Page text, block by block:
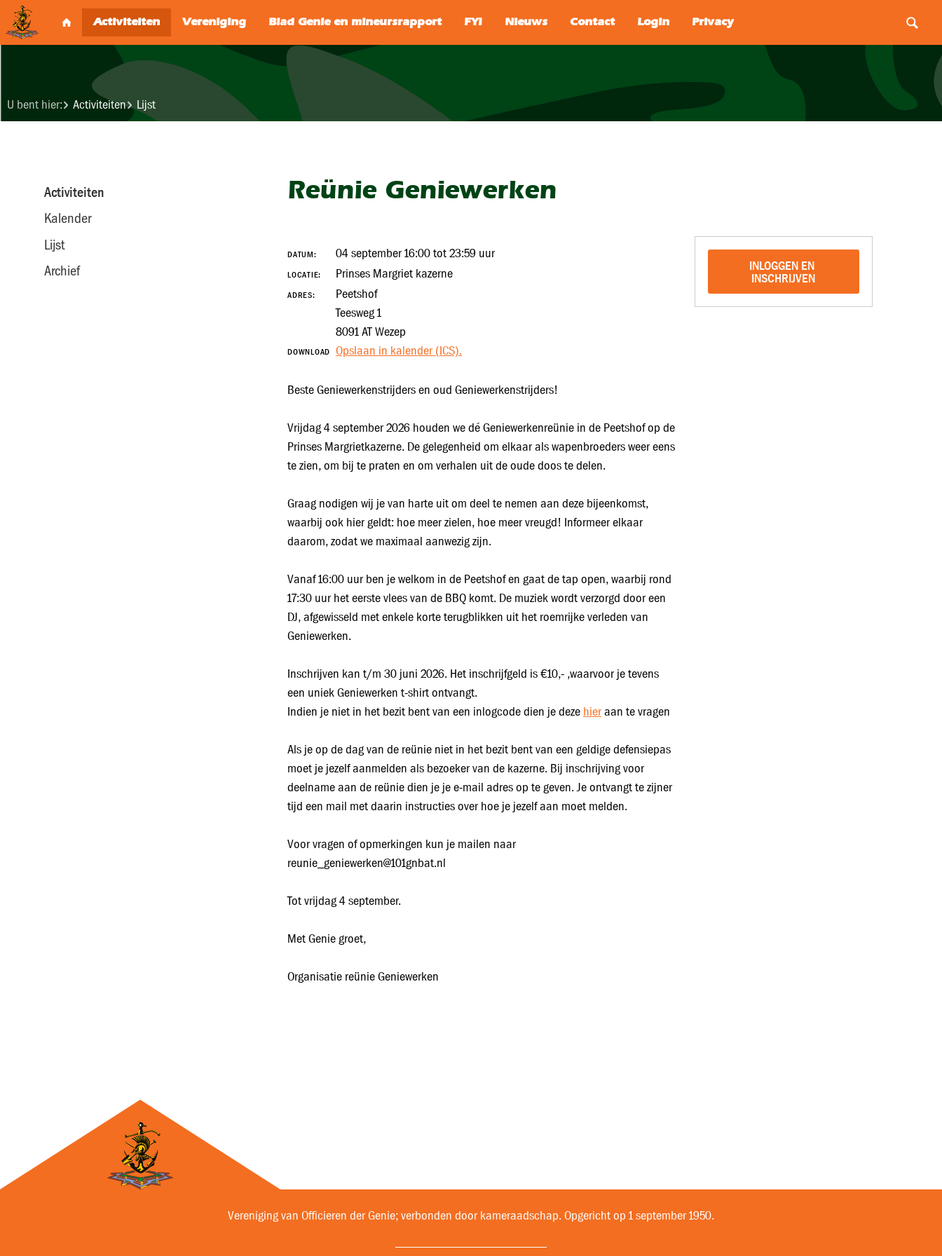
SEARCH
U bent hier: Activiteiten Lijst
Activiteiten
Kalender
Lijst
Archief
Reünie Geniewerken
DATUM: 04 september 16:00 tot 23:59 uur
LOCATIE: Prinses Margriet kazerne
ADRES:
Peetshof
Teesweg 1
8091 AT Wezep
DOWNLOAD Opslaan in kalender (ICS).
Beste Geniewerkenstrijders en oud Geniewerkenstrijders!
Vrijdag 4 september 2026 houden we dé Geniewerkenreünie in de Peetshof op de
Prinses Margrietkazerne. De gelegenheid om elkaar als wapenbroeders weer eens
te zien, om bij te praten en om verhalen uit de oude doos te delen.
Graag nodigen wij je van harte uit om deel te nemen aan deze bijeenkomst,
waarbij ook hier geldt: hoe meer zielen, hoe meer vreugd! Informeer elkaar
daarom, zodat we maximaal aanwezig zijn.
Vanaf 16:00 uur ben je welkom in de Peetshof en gaat de tap open, waarbij rond
17:30 uur het eerste vlees van de BBQ komt. De muziek wordt verzorgd door een
DJ, afgewisseld met enkele korte terugblikken uit het roemrijke verleden van
Geniewerken.
Inschrijven kan t/m 30 juni 2026. Het inschrijfgeld is €10,- ,waarvoor je tevens
een uniek Geniewerken t-shirt ontvangt.
Indien je niet in het bezit bent van een inlogcode dien je deze hieraan te vragen
Als je op de dag van de reünie niet in het bezit bent van een geldige defensiepas
moet je jezelf aanmelden als bezoeker van de kazerne. Bij inschrijving voor
deelname aan de reünie dien je je e-mail adres op te geven. Je ontvangt te zijner
tijd een mail met daarin instructies over hoe je jezelf aan moet melden.
Voor vragen of opmerkingen kun je mailen naar
reunie_geniewerken@101gnbat.nl
Tot vrijdag 4 september.
Met Genie groet,
Organisatie reünie Geniewerken
INLOGGEN EN
INSCHRIJVEN
Vereniging van Officieren der Genie; verbonden door kameraadschap. Opgericht op 1 september 1950.